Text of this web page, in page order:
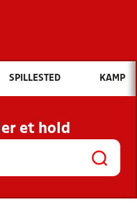
Hvad vil du søge efter?
OG NYHEDER
KLUBBER OG
SPILLESTED KAMP
et hold